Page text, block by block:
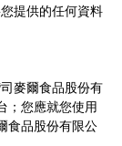
；您應就您使用
食品股份有限公